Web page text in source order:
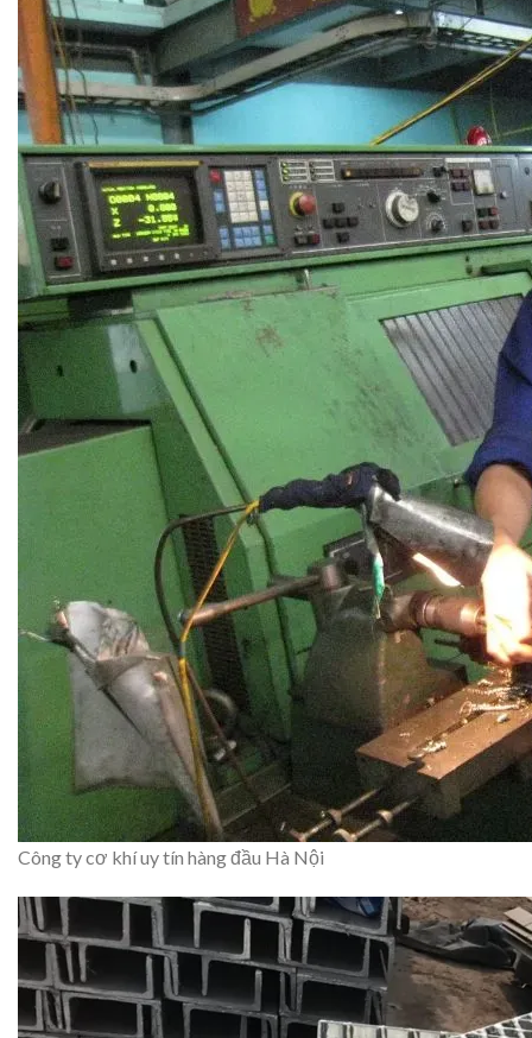
Công ty cơ khí uy tín hàng đầu Hà Nội